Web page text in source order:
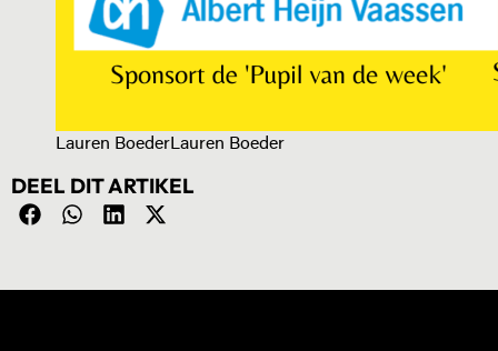
Lauren BoederLauren Boeder
DEEL DIT ARTIKEL